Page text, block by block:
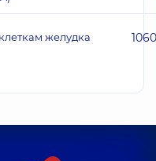
желудка 1060